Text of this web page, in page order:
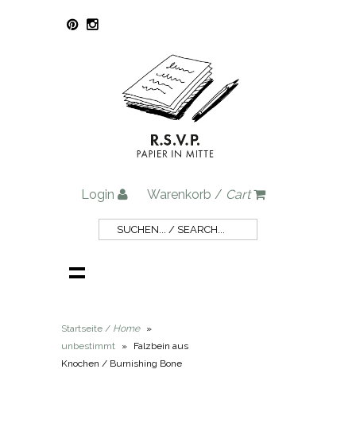
Login Warenkorb / Cart
Startseite / Home
»
unbestimmt
»
Falzbein aus
Knochen / Burnishing Bone